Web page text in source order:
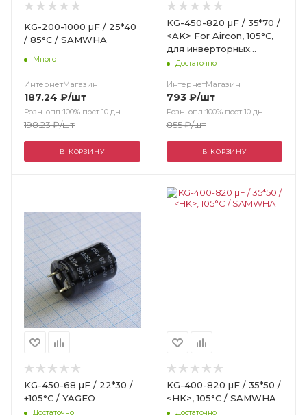
KG-200-1000 µF / 25*40
/ 85°С / SAMWHA
Много
ИнтернетМагазин
187.24 ₽/шт
Розн. опл.:100% пост 10 дн.
198.23₽/шт
В КОРЗИНУ
KG-450-820 µF / 35*70 /
<AK> For Aircon, 105°С,
для инверторных
кондиционеров /
Достаточно
ИнтернетМагазин
793₽/шт
Розн. опл.:100% пост 10 дн.
855₽/шт
В КОРЗИНУ
KG-450-68 µF / 22*30 /
+105°С / YAGEO
Достаточно
KG-400-820 µF / 35*50 /
<HK>, 105°С / SAMWHA
Достаточно